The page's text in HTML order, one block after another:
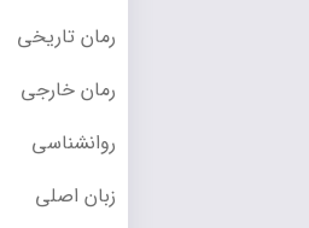
رمان تاریخی
رمان خارجی
روانشناسی
زبان اصلی